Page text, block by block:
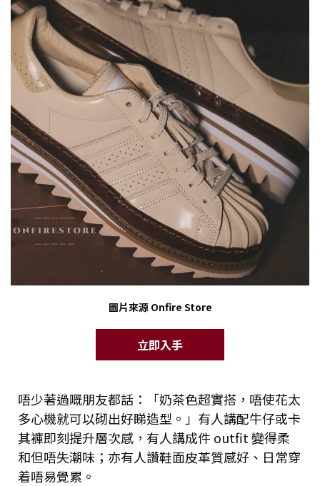
圖片來源 Onfire Store
立即入手
唔少著過嘅朋友都話：「奶茶色超實搭，唔使花太
多心機就可以砌出好睇造型。」有人講配牛仔或卡
其褲即刻提升層次感，有人講成件 outfit 變得柔
和但唔失潮味；亦有人讚鞋面皮革質感好、日常穿
着唔易覺累。